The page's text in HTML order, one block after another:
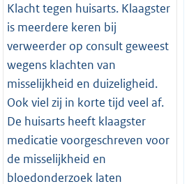
Klacht tegen huisarts. Klaagster
is meerdere keren bij
verweerder op consult geweest
wegens klachten van
misselijkheid en duizeligheid.
Ook viel zij in korte tijd veel af.
De huisarts heeft klaagster
medicatie voorgeschreven voor
de misselijkheid en
bloedonderzoek laten